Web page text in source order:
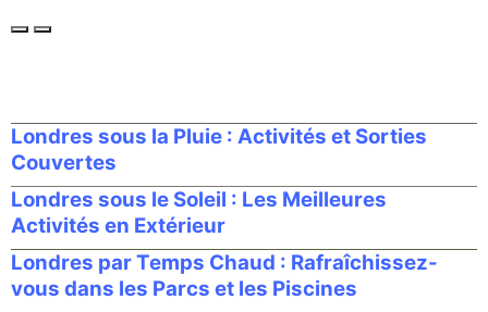
Londres sous la Pluie : Activités et Sorties
Couvertes
Londres sous le Soleil : Les Meilleures
Activités en Extérieur
Londres par Temps Chaud : Rafraîchissez-
vous dans les Parcs et les Piscines